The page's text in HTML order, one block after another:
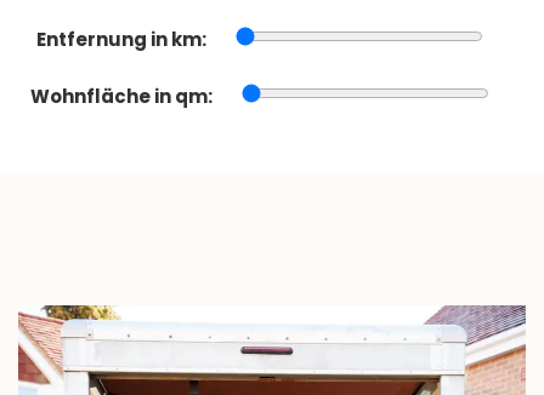
Entfernung in km:
Wohnfläche in qm: